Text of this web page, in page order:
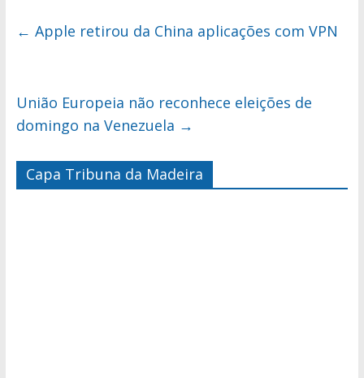
← Apple retirou da China aplicações com VPN
União Europeia não reconhece eleições de
domingo na Venezuela →
Capa Tribuna da Madeira